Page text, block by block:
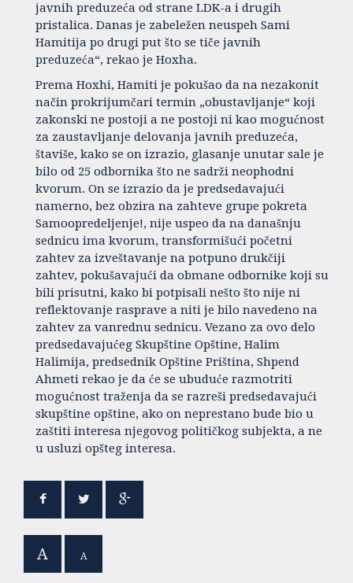
javnih preduzeća od strane LDK-a i drugih
pristalica. Danas je zabeležen neuspeh Sami
Hamitija po drugi put što se tiče javnih
preduzeća“, rekao je Hoxha.
Prema Hoxhi, Hamiti je pokušao da na nezakonit
način prokrijumčari termin „obustavljanje“ koji
zakonski ne postoji a ne postoji ni kao mogućnost
za zaustavljanje delovanja javnih preduzeća,
štaviše, kako se on izrazio, glasanje unutar sale je
bilo od 25 odbornika što ne sadrži neophodni
kvorum. On se izrazio da je predsedavajući
namerno, bez obzira na zahteve grupe pokreta
Samoopredeljenje!, nije uspeo da na današnju
sednicu ima kvorum, transformišući početni
zahtev za izveštavanje na potpuno drukčiji
zahtev, pokušavajući da obmane odbornike koji su
bili prisutni, kako bi potpisali nešto što nije ni
reflektovanje rasprave a niti je bilo navedeno na
zahtev za vanrednu sednicu. Vezano za ovo delo
predsedavajućeg Skupštine Opštine, Halim
Halimija, predsednik Opštine Priština, Shpend
Ahmeti rekao je da će se ubuduće razmotriti
mogućnost traženja da se razreši predsedavajući
skupštine opštine, ako on neprestano bude bio u
zaštiti interesa njegovog političkog subjekta, a ne
u usluzi opšteg interesa.
A A